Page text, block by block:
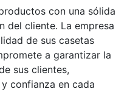
con una sólida
del cliente. La empresa
de sus casetas
a garantizar la
sus clientes,
confianza en cada